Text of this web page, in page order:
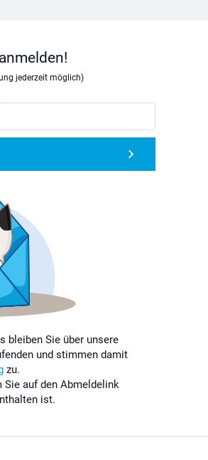
jederzeit möglich)
bleiben Sie über unsere
und stimmen damit
zu.
Sie auf den Abmeldelink
ist.